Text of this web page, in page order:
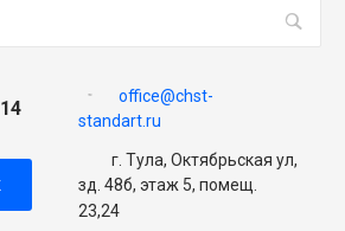
office@chst-
standart.ru
г. Тула, Октябрьская ул,
зд. 48б, этаж 5, помещ.
23,24